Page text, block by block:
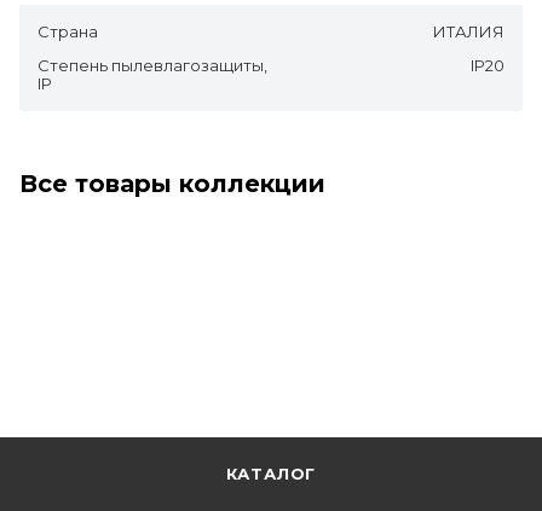
Страна
ИТАЛИЯ
Степень пылевлагозащиты,
IP
IP20
Все товары коллекции
КАТАЛОГ